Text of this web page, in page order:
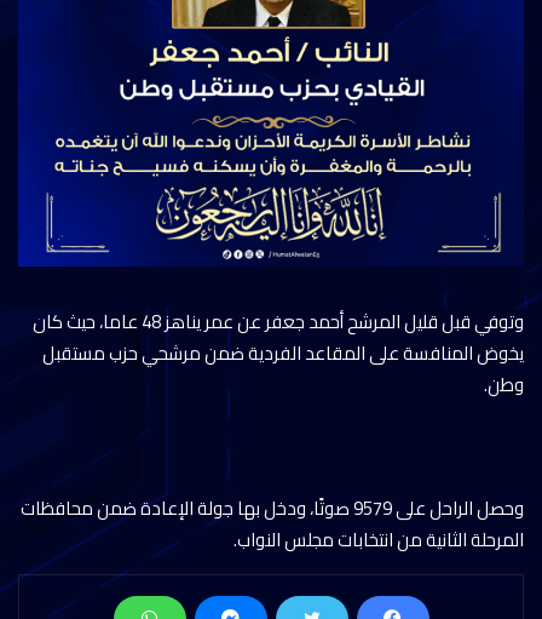
وتوفي قبل قليل المرشح أحمد جعفر عن عمر يناهز 48 عاما، حيث كان
يخوض المنافسة على المقاعد الفردية ضمن مرشحي حزب مستقبل
وطن.
وحصل الراحل على 9579 صوتًا، ودخل بها جولة الإعادة ضمن محافظات
المرحلة الثانية من انتخابات مجلس النواب.